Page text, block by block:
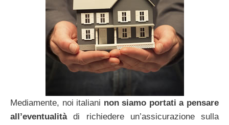
Mediamente, noi italiani non siamo portati a pensare
all’eventualitàdi richiedere un’assicurazione sulla